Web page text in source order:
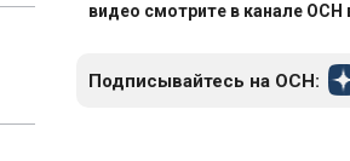
видео смотрите в канале ОСН
Подписывайтесь на ОСН: